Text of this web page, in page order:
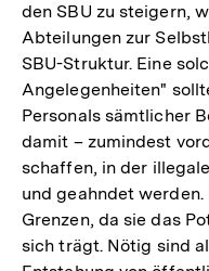
den SBU zu steigern,
Abteilungen zur
SBU-Struktur. Eine
Angelegenheiten"
Personals sämtlicher
damit – zumindest
schaffen, in der
und geahndet
Grenzen, da sie das
sich trägt. Nötig sind